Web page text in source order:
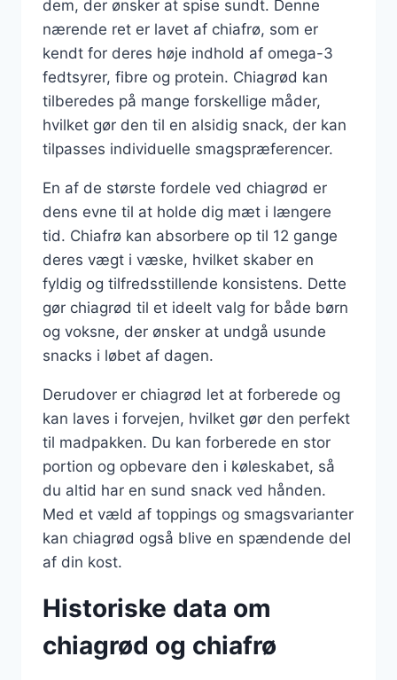
dem, der ønsker at spise sundt. Denne
nærende ret er lavet af chiafrø, som er
kendt for deres høje indhold af omega-3
fedtsyrer, fibre og protein. Chiagrød kan
tilberedes på mange forskellige måder,
hvilket gør den til en alsidig snack, der kan
tilpasses individuelle smagspræferencer.
En af de største fordele ved chiagrød er
dens evne til at holde dig mæt i længere
tid. Chiafrø kan absorbere op til 12 gange
deres vægt i væske, hvilket skaber en
fyldig og tilfredsstillende konsistens. Dette
gør chiagrød til et ideelt valg for både børn
og voksne, der ønsker at undgå usunde
snacks i løbet af dagen.
Derudover er chiagrød let at forberede og
kan laves i forvejen, hvilket gør den perfekt
til madpakken. Du kan forberede en stor
portion og opbevare den i køleskabet, så
du altid har en sund snack ved hånden.
Med et væld af toppings og smagsvarianter
kan chiagrød også blive en spændende del
af din kost.
Historiske data om
chiagrød og chiafrø